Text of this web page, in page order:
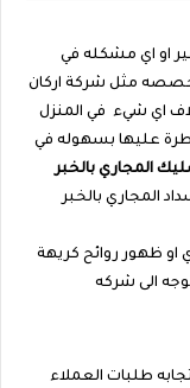
او اي مشكله في
مثل شركة اركان
اي شيء في المنزل
عليها بسهوله في
المجاري بالخبر
المجاري بالخبر
او ظهور روائح كريهة
الى شركه
طلبات العملاء